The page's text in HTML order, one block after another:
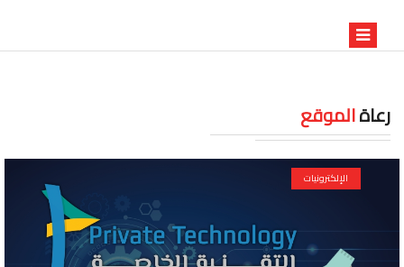
رعاةالموقع
الإلكترونيات